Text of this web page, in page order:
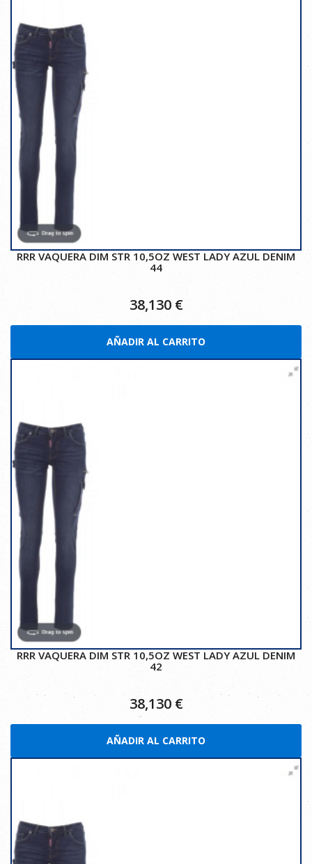
RRR VAQUERA DIM STR 10,5OZ WEST LADY AZUL DENIM
44
38,130€
AÑADIR AL CARRITO
RRR VAQUERA DIM STR 10,5OZ WEST LADY AZUL DENIM
42
38,130 €
AÑADIR AL CARRITO